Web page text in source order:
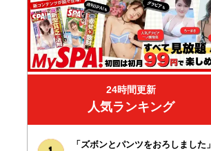
24時間更新
人気ランキング
「ズボンとパンツをおろしました」